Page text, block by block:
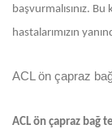
başvurmalısınız.
hastalarımızın
ACL ön çapraz
ACL ön çapraz bağ